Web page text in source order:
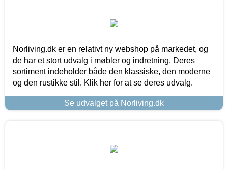
Norliving.dk er en relativt ny webshop på markedet, og
de har et stort udvalg i møbler og indretning. Deres
sortiment indeholder både den klassiske, den moderne
og den rustikke stil. Klik her for at se deres udvalg.
Se udvalget på Norliving.dk